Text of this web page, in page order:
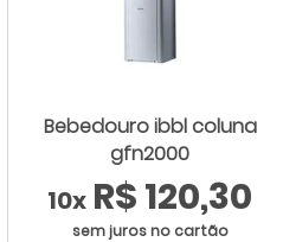
Bebedouro ibbl coluna
gfn2000
10x R$ 120,30
sem juros no cartão